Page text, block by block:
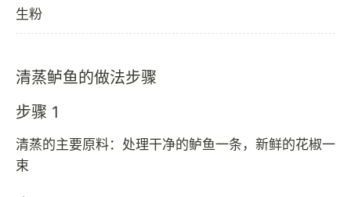
生粉
清蒸鲈鱼的做法步骤
步骤 1
清蒸的主要原料：处理干净的鲈鱼一条，新鲜的花椒一
束